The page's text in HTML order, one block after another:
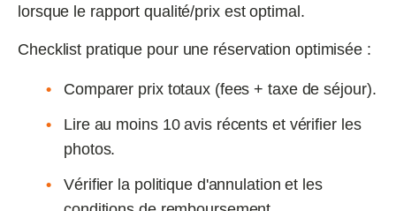
lorsque le rapport qualité/prix est optimal.
Checklist pratique pour une réservation optimisée :
Comparer prix totaux (fees + taxe de séjour).
Lire au moins 10 avis récents et vérifier les
photos.
Vérifier la politique d'annulation et les